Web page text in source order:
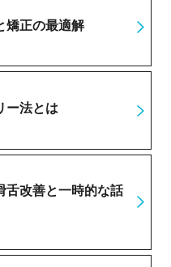
矯正の最適解
ー法とは
舌改善と一時的な話